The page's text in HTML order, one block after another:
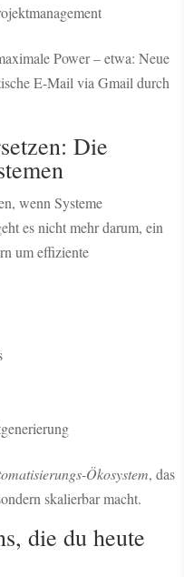
Power – etwa: Neue
E-Mail via Gmail durch
Die
wenn Systeme
es nicht mehr darum, ein
um effiziente
Ökosystem, das
skalierbar macht.
die du heute